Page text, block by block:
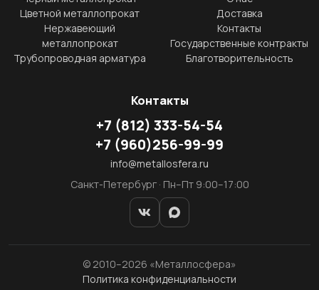
Цветной металлопрокат
Нержавеющий
металлопрокат
Трубопроводная арматура
Доставка
Контакты
Государственные контракты
Благотворительность
Контакты
+7 (812) 333-54-54
+7 (960)256-99-99
info@metallosfera.ru
Санкт-Петербург · Пн–Пт 9:00–17:00
© 2010–2026 «Металлосфера»
Политика конфиденциальности